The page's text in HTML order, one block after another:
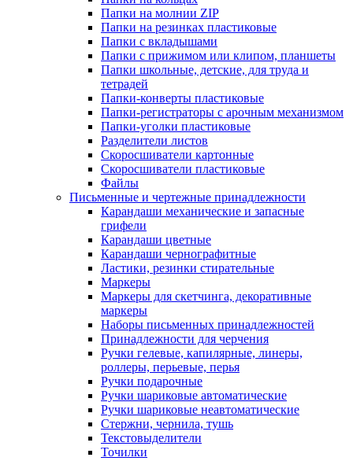
Папки на молнии ZIP
Папки на резинках пластиковые
Папки с вкладышами
Папки с прижимом или клипом, планшеты
Папки школьные, детские, для труда и
тетрадей
Папки-конверты пластиковые
Папки-регистраторы с арочным механизмом
Папки-уголки пластиковые
Разделители листов
Скоросшиватели картонные
Скоросшиватели пластиковые
Файлы
Письменные и чертежные принадлежности
Карандаши механические и запасные
грифели
Карандаши цветные
Карандаши чернографитные
Ластики, резинки стирательные
Маркеры
Маркеры для скетчинга, декоративные
маркеры
Наборы письменных принадлежностей
Принадлежности для черчения
Ручки гелевые, капилярные, линеры,
роллеры, перьевые, перья
Ручки подарочные
Ручки шариковые автоматические
Ручки шариковые неавтоматические
Стержни, чернила, тушь
Текстовыделители
Точилки